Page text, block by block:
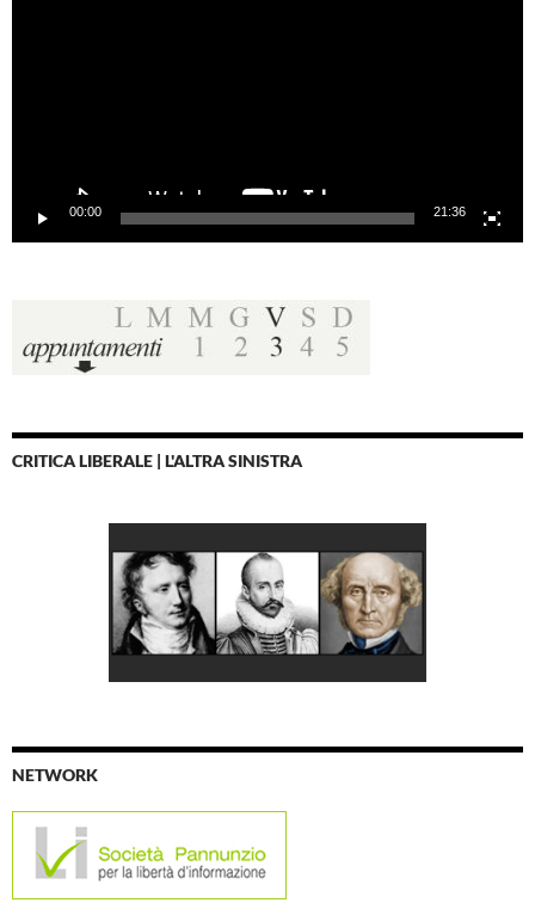
00:00 21:36
CRITICA LIBERALE | L'ALTRA SINISTRA
NETWORK